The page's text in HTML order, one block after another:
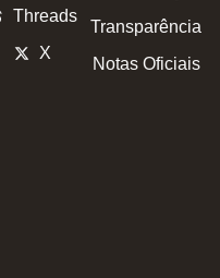
Threads
X
Transparência
Notas Oficiais